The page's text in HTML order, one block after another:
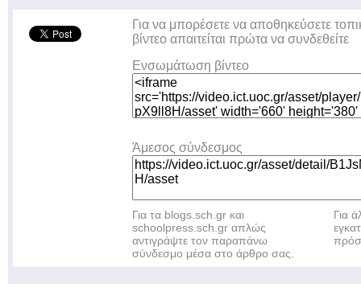
Για να μπορέσετε να αποθηκεύσετε
βίντεο απαιτείται πρώτα να συνδεθείτε
Ενσωμάτωση βίντεο
Άμεσος σύνδεσμος
Για τα blogs.sch.gr και
schoolpress.sch.gr απλώς
αντιγράψτε τον παραπάνω
σύνδεσμο μέσα στο άρθρο σας.
Για